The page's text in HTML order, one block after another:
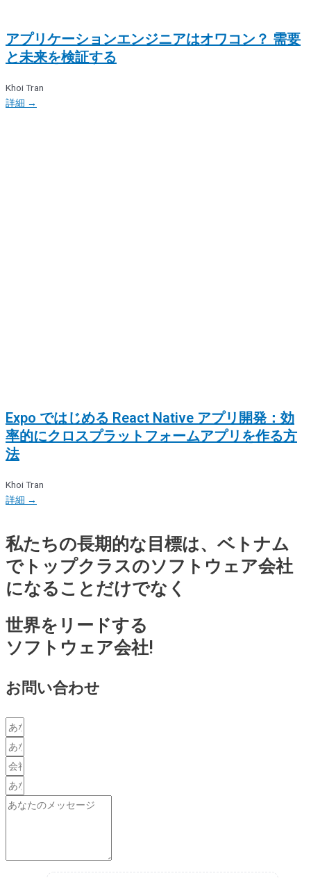
アプリケーションエンジニアはオワコン？ 需要
と未来を検証する
Khoi Tran
詳細 →
Expo ではじめる React Native アプリ開発：効
率的にクロスプラットフォームアプリを作る方
法
Khoi Tran
詳細 →
私たちの長期的な目標は、ベトナム
でトップクラスのソフトウェア会社
になることだけでなく
世界をリードする
ソフトウェア会社!
お問い合わせ